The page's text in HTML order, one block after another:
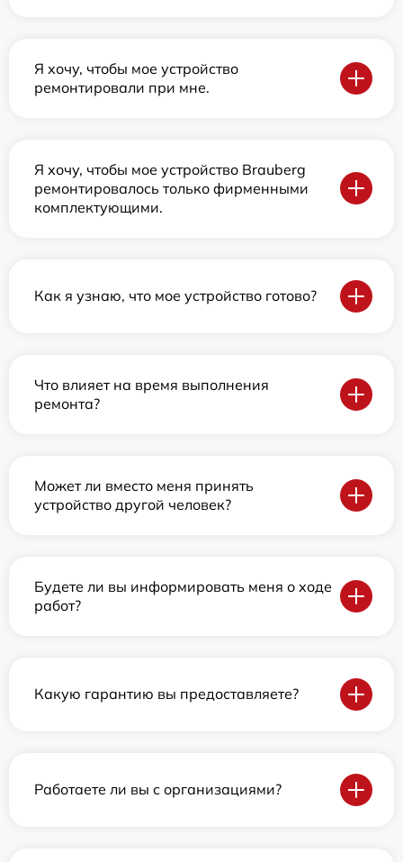
Я хочу, чтобы мое устройство
ремонтировали при мне.
Я хочу, чтобы мое устройство Brauberg
ремонтировалось только фирменными
комплектующими.
Как я узнаю, что мое устройство готово?
Что влияет на время выполнения
ремонта?
Может ли вместо меня принять
устройство другой человек?
Будете ли вы информировать меня о ходе
работ?
Какую гарантию вы предоставляете?
Работаете ли вы с организациями?